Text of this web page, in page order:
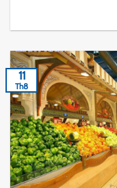
11
Th8